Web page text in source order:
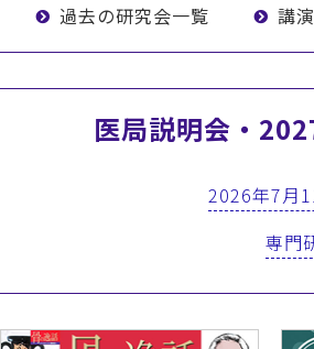
過去の研究会一覧 講
医局説明会・
2026年7月
専門